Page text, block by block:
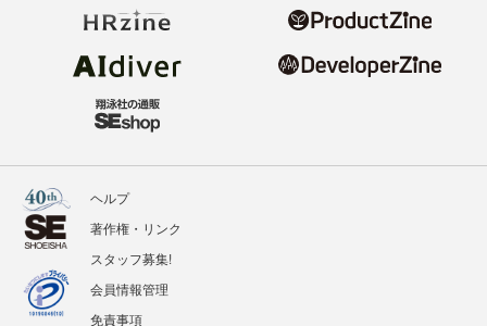
ヘルプ
著作権・リンク
スタッフ募集!
会員情報管理
免責事項